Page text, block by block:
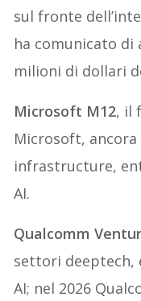
sul fronte
ha comunicato
milioni di dollari
Microsoft M12, il
Microsoft,
infrastructure,
AI.
Qualcomm
settori deeptech,
AI; nel 2026